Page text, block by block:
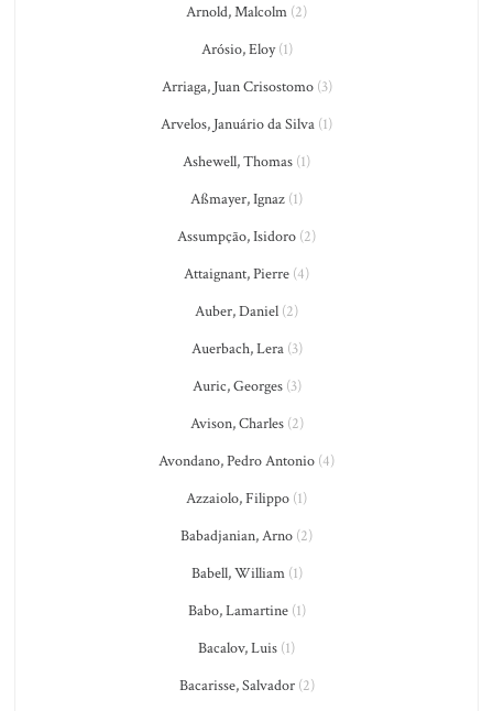
Arnold, Malcolm (2)
Arósio, Eloy(1)
Arriaga, Juan Crisostomo(3)
Arvelos, Januário da Silva (1)
Ashewell, Thomas (1)
Aßmayer, Ignaz (1)
Assumpção, Isidoro (2)
Attaignant, Pierre (4)
Auber, Daniel (2)
Auerbach, Lera(3)
Auric, Georges(3)
Avison, Charles(2)
Avondano, Pedro Antonio (4)
Azzaiolo, Filippo (1)
Babadjanian, Arno (2)
Babell, William(1)
Babo, Lamartine(1)
Bacalov, Luis (1)
Bacarisse, Salvador(2)